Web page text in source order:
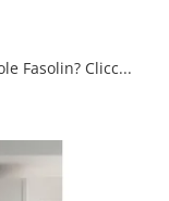
Cerchi un armadio Mon Amour Scorrevole Fasolin? Clicca subito! Gli armadi a muro con ante scorrevoli ti aspettano.